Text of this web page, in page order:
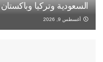
السعودية وتركيا وباكستان
أغسطس 9, 2026